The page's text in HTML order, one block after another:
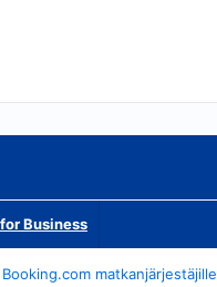
Business
Booking.com matkanjärjestäjille